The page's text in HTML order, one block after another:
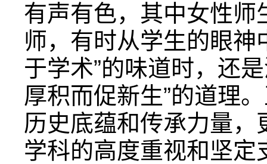
有声有色，其中女性师
师，有时从学生的眼神
于学术”的味道时，还
厚积而促新生”的道理
历史底蕴和传承力量
学科的高度重视和坚